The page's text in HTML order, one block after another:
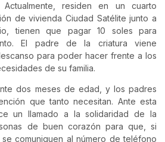
Actualmente, residen en un cuarto
de vivienda Ciudad Satélite junto a
tienen que pagar 10 soles para
El padre de la criatura viene
para poder hacer frente a los
de su familia.
dos meses de edad, y los padres
que tanto necesitan. Ante esta
un llamado a la solidaridad de la
de buen corazón para que, si
comuniquen al número de teléfono